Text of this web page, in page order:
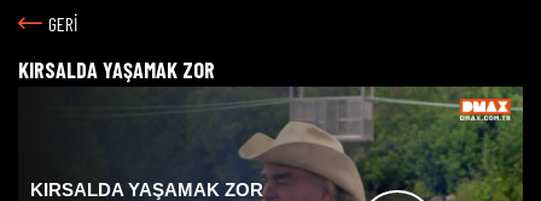
GERİ
KIRSALDA YAŞAMAK ZOR
KIRSALDA YAŞAMAK ZOR